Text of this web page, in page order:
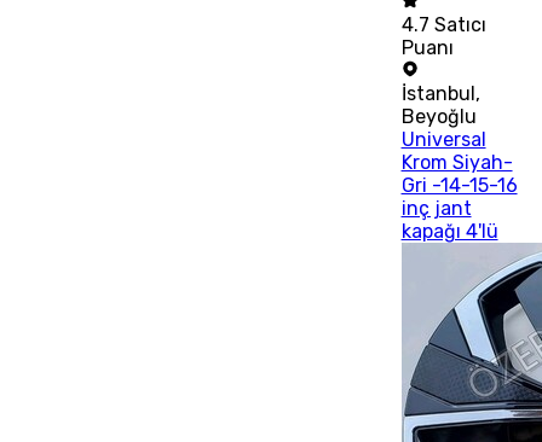
4.7 Satıcı
Puanı
İstanbul,
Beyoğlu
Universal
Krom Siyah-
Gri -14-15-16
inç jant
kapağı 4'lü